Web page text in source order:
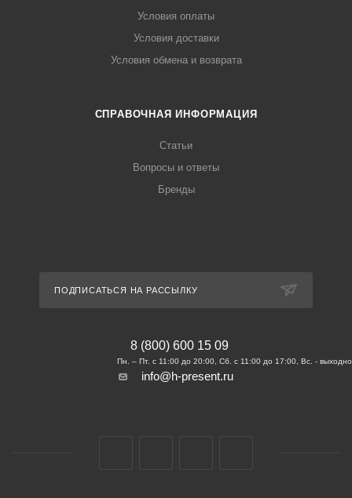
Условия оплаты
Условия доставки
Условия обмена и возврата
СПРАВОЧНАЯ ИНФОРМАЦИЯ
Статьи
Вопросы и ответы
Бренды
ПОДПИСАТЬСЯ НА РАССЫЛКУ
8 (800) 600 15 09
info@h-present.ru